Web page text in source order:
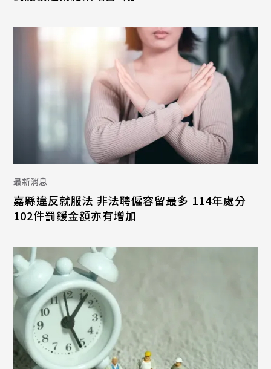
最新消息
嘉縣違反就服法 非法聘僱容留最多 114年處分
102件罰鍰金額亦有增加